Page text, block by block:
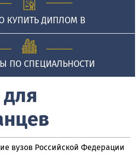
КУПИТЬ ДИПЛОМ В
ПО СПЕЦИАЛЬНОСТИ
вузов Российской Федерации